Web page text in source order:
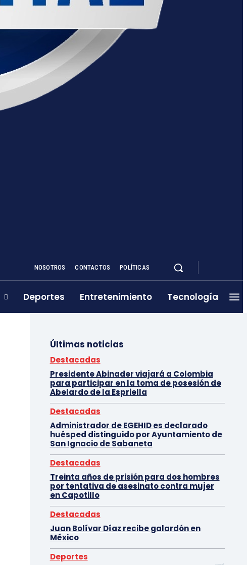
NOSOTROS CONTACTOS POLÍTICAS
Deportes Entretenimiento Tecnología
Últimas noticias
Destacadas
Presidente Abinader viajará a Colombia
para participar en la toma de posesión de
Abelardo de la Espriella
Destacadas
Administrador de EGEHID es declarado
huésped distinguido por Ayuntamiento de
San Ignacio de Sabaneta
Destacadas
Treinta años de prisión para dos hombres
por tentativa de asesinato contra mujer
en Capotillo
Destacadas
Juan Bolívar Díaz recibe galardón en
México
Deportes